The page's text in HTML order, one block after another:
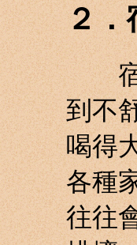
２．
宿醉
到不
喝得
各種
往往